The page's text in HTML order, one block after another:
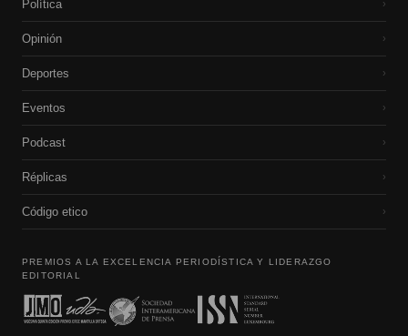
Política ›
Opinión ›
Deportes ›
Eventos ›
Podcast ›
Réplicas ›
Código etico ›
PREMIOS A LA EXCELENCIA PERIODÍSTICA Y LIDERAZGO
EDITORIAL